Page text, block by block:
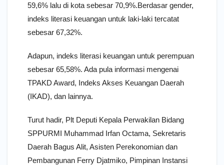
59,6% lalu di kota sebesar 70,9%.Berdasar gender,
indeks literasi keuangan untuk laki-laki tercatat
sebesar 67,32%.
Adapun, indeks literasi keuangan untuk perempuan
sebesar 65,58%. Ada pula informasi mengenai
TPAKD Award, Indeks Akses Keuangan Daerah
(IKAD), dan lainnya.
Turut hadir, Plt Deputi Kepala Perwakilan Bidang
SPPURMI Muhammad Irfan Octama, Sekretaris
Daerah Bagus Alit, Asisten Perekonomian dan
Pembangunan Ferry Djatmiko, Pimpinan Instansi